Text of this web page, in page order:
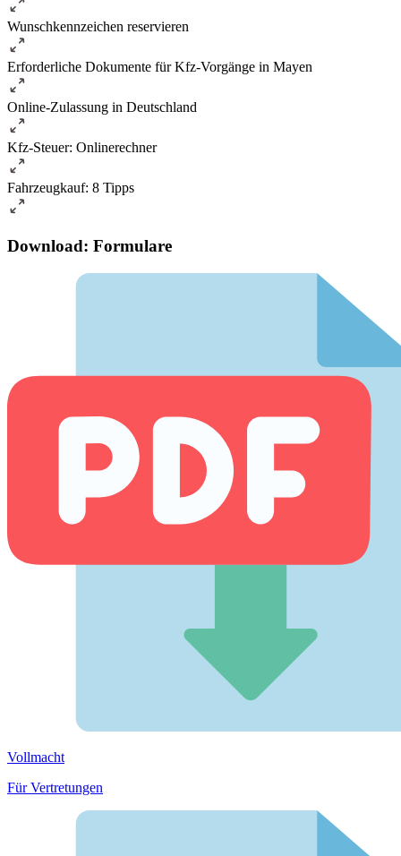
Wunschkennzeichen reservieren
Erforderliche Dokumente für Kfz-Vorgänge in Mayen
Online-Zulassung in Deutschland
Kfz-Steuer: Onlinerechner
Fahrzeugkauf: 8 Tipps
Download: Formulare
Vollmacht
Für Vertretungen